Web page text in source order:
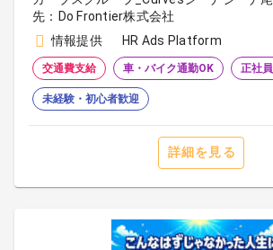
先：Do Frontier株式会社
情報提供
HR Ads Platform
交通費支給 車・バイク通勤OK 正社
未経験・初心者歓迎
詳細を見る